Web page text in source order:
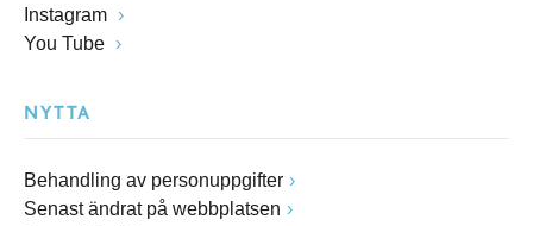
Instagram
You Tube
NYTTA
Behandling av personuppgifter
Senast ändrat på webbplatsen